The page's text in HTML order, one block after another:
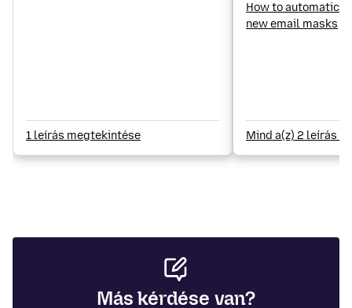
1 leírás megtekintése
How to
new email masks
Mind a(z) 2 leírás
Más kérdése van?